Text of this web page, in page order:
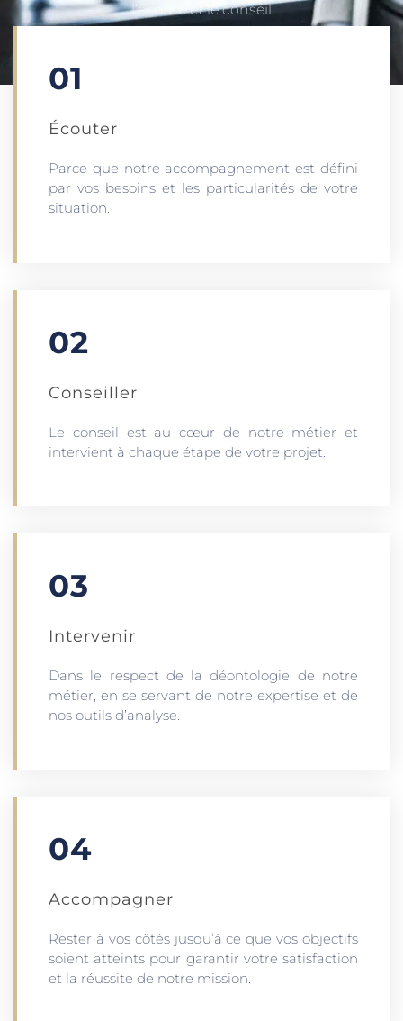
l’écoute et le conseil
01
Écouter​
Parce que notre accompagnement est défini
par vos besoins et les particularités de votre
situation.
02
Conseiller
Le conseil est au cœur de notre métier et
intervient à chaque étape de votre projet.
03
Intervenir
Dans le respect de la déontologie de notre
métier, en se servant de notre expertise et de
nos outils d’analyse.
04
Accompagner
Rester à vos côtés jusqu’à ce que vos objectifs
soient atteints pour garantir votre satisfaction
et la réussite de notre mission.